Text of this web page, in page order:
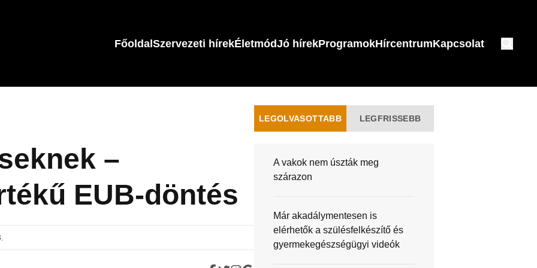
FőoldalSzervezeti hírekÉletmódJó hírekProgramokHírcentrumKapcsolat
–
EUB-döntés
LEGOLVASOTTABB LEGFRISSEBB
A vakok nem úszták meg
szárazon
Már akadálymentesen is
elérhetők a szülésfelkészítő és
gyermekegészségügyi videók